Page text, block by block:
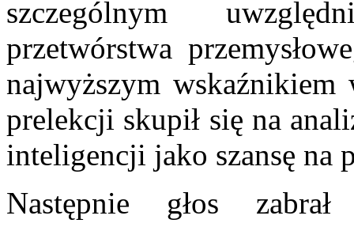
szczególnym
przetwórstwa
najwyższym wskaźnikiem
prelekcji skupił się na
inteligencji jako szansę na
Następnie głos